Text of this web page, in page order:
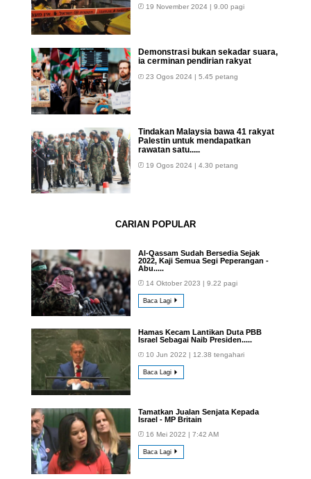
19 November 2024 | 9.00 pagi
Demonstrasi bukan sekadar suara,
ia cerminan pendirian rakyat
23 Ogos 2024 | 5.45 petang
Tindakan Malaysia bawa 41 rakyat
Palestin untuk mendapatkan
rawatan satu.....
19 Ogos 2024 | 4.30 petang
CARIAN POPULAR
Al-Qassam Sudah Bersedia Sejak
2022, Kaji Semua Segi Peperangan -
Abu.....
14 Oktober 2023 | 9.22 pagi
Baca Lagi
Hamas Kecam Lantikan Duta PBB
Israel Sebagai Naib Presiden.....
10 Jun 2022 | 12.38 tengahari
Baca Lagi
Tamatkan Jualan Senjata Kepada
Israel - MP Britain
16 Mei 2022 | 7:42 AM
Baca Lagi